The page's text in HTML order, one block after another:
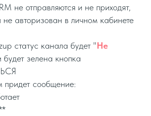
не отправляются и не приходят,
авторизован в личном кабинете
статус канала будет "Не
будет зелена кнопка
придет сообщение: